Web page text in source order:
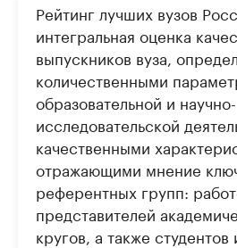
Рейтинг лучших вузов
интегральная оценка
выпускников вуза,
количественными
образовательной и научно-
исследовательской
качественными
отражающими мнение
референтных групп:
представителей
кругов, а также студентов